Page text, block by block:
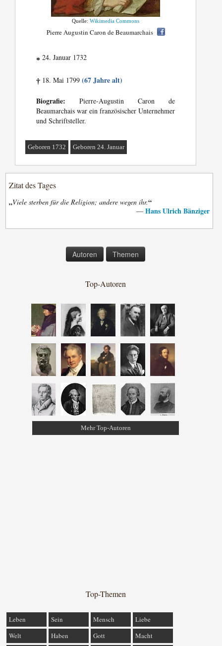
Quelle:Wikimedia Commons
Pierre Augustin Caron de Beaumarchais
* 24. Januar 1732
† 18. Mai 1799(67 Jahre alt)
Biografie: Pierre-Augustin Caron de
Beaumarchais war ein französischer Unternehmer
und Schriftsteller.
Geboren 1732 Geboren 24. Januar
Zitat des Tages
„Viele sterben für die Religion; andere wegen ihr.“
— Hans Ulrich Bänziger
Autoren Themen
Top-Autoren
Mehr Top-Autoren
Top-Themen
Leben Sein Mensch
Liebe
Welt
Haben Gott Macht